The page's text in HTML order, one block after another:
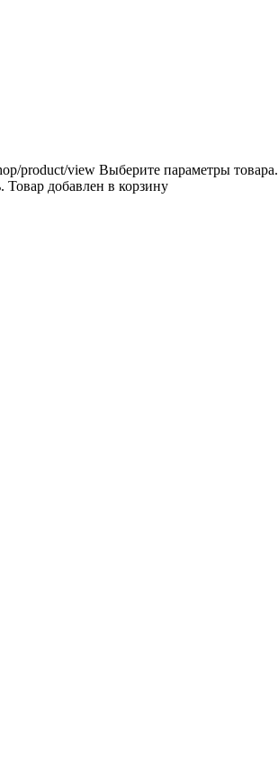
product/view Выберите параметры товара.
Товар добавлен в корзину